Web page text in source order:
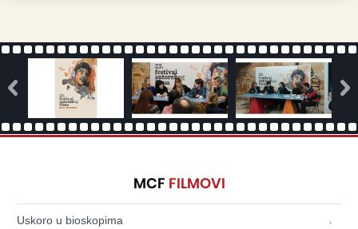
MCF FILMOVI
Uskoro u bioskopima